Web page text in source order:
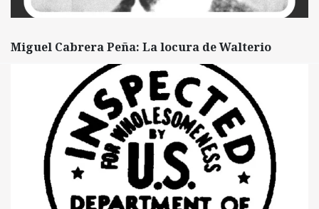
Miguel Cabrera Peña: La locura de Walterio